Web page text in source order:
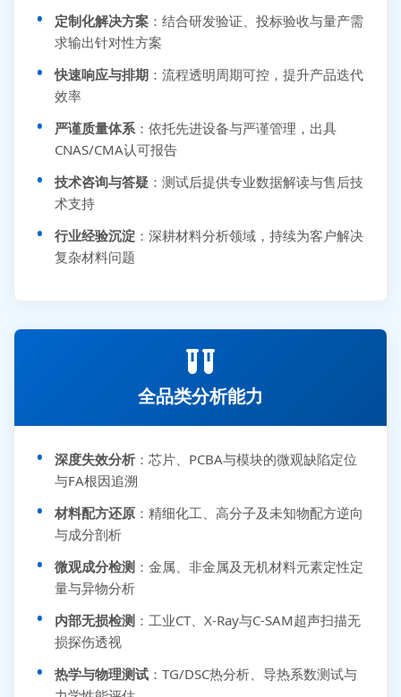
定制化解决方案 ：结合研发验证、投标验收与量产需
求输出针对性方案
快速响应与排期 ：流程透明周期可控，提升产品迭代
效率
严谨质量体系：依托先进设备与严谨管理，出具
CNAS/CMA认可报告
技术咨询与答疑 ：测试后提供专业数据解读与售后技
术支持
行业经验沉淀 ：深耕材料分析领域，持续为客户解决
复杂材料问题
全品类分析能力
深度失效分析 ：芯片、PCBA与模块的微观缺陷定位
与FA根因追溯
材料配方还原 ：精细化工、高分子及未知物配方逆向
与成分剖析
微观成分检测 ：金属、非金属及无机材料元素定性定
量与异物分析
内部无损检测 ：工业CT、X-Ray与C-SAM超声扫描无
损探伤透视
热学与物理测试 ：TG/DSC热分析、导热系数测试与